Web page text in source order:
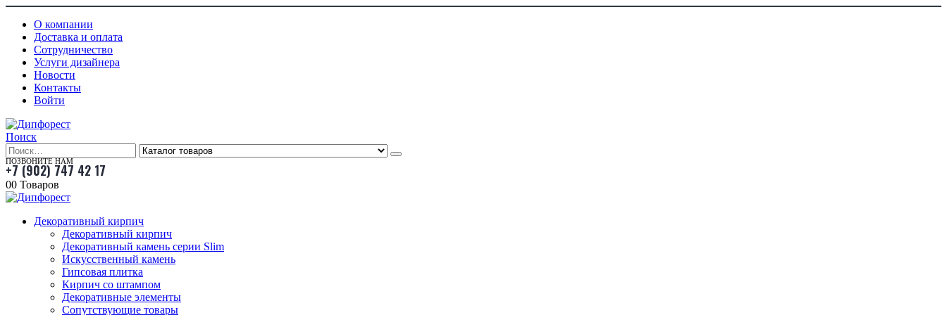
О компании
Доставка и оплата
Сотрудничество
Услуги дизайнера
Новости
Контакты
Войти
Поиск
ПОЗВОНИТЕ НАМ
+7 (902) 747 42 17
00 Товаров
Декоративный кирпич
Декоративный кирпич
Декоративный камень серии Slim
Искусственный камень
Гипсовая плитка
Кирпич со штампом
Декоративные элементы
Сопутствующие товары